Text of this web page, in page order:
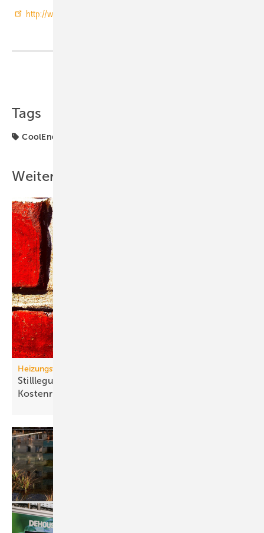
http://www.coolenergy.de
Tags
CoolEnergy
Weitere Inhalte
Heizungswende
Stilllegung von Gasnetzen: neue Gas-Heizung ein
Kostenrisiko